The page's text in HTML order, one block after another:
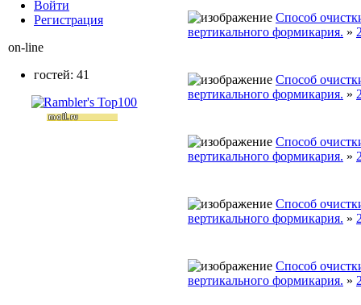
Способ
вертикального формикария. »
Способ
вертикального формикария. »
Способ
вертикального формикария. »
Способ
вертикального формикария. »
Способ
вертикального формикария. »
Войти
Peгиcтpaция
on-line
гостей: 41